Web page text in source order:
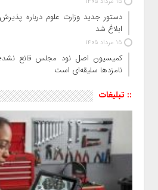
دستور جدید وزارت علوم درباره
ابلاغ شد
15 مرداد 1405
کمیسیون اصل نود مجلس قانع
نامزدها سلیقه‌ای است
:: تبلیغات